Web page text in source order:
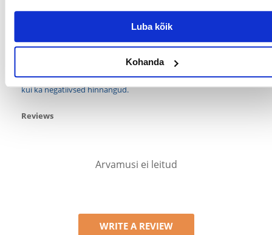
Luba kõik
Kohanda
JAOKS:
Ainult registreeritud FERA.EE kliendid, kes on toote ostnud,
saavad seda hinnata. Tärnireiting on kõigi hinnangute
keskmine. Pärast tagasiside töötlemist avaldame nii positiivsed
kui ka negatiivsed hinnangud.
Reviews
Arvamusi ei leitud
WRITE A REVIEW